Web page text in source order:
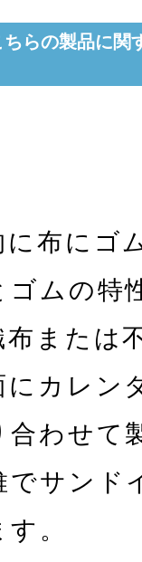
ちらの製品に関
に布にゴ
ムの特
または
カレン
合わせて
でサンド
。